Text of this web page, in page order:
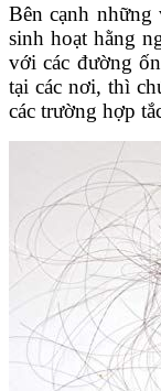
Bên cạnh những
sinh hoạt hằng
với các đường
tại các nơi, thì
các trường hợp